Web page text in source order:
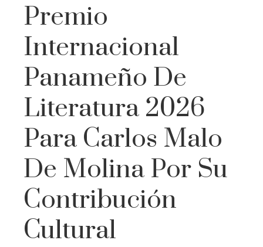
Premio
Internacional
Panameño De
Literatura 2026
Para Carlos Malo
De Molina Por Su
Contribución
Cultural